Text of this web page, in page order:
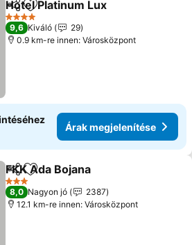
Megosztás
Hozzáadás a kedvencekhez
Hotel Platinum Lux
4 Kategória
9,6 Kiváló
29
0.9 km-re innen: Városközpont
Árak megjelenítése
Megosztás
Hozzáadás a kedvencekhez
FKK Ada Bojana
3 Kategória
8,0 Nagyon jó
2387
12.1 km-re innen: Városközpont